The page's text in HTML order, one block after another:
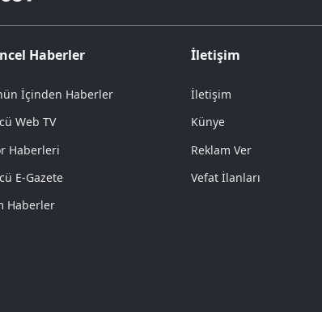
Haberler
İçinden Haberler
Web TV
Haberleri
E-Gazete
Haberler
İletişim
İletişim
Künye
Reklam Ver
Vefat İlanları